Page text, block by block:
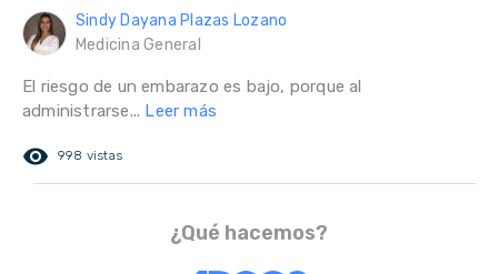
Sindy Dayana Plazas Lozano
Medicina General
El riesgo de un embarazo es bajo, porque al
administrarse... Leer más
remove_red_eye 998 vistas
¿Qué hacemos?